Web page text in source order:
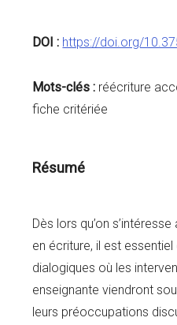
DOI : https://doi.org/
Mots-clés : réécriture
fiche critériée
Résumé
Dès lors qu’on
en écriture, il est
dialogiques où les
enseignante viendront
leurs préoccupations